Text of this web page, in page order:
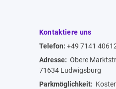
Kontaktiere uns
Telefon: +49 7141
Adresse: Obere
71634 Ludwigsburg
Parkmöglichkeit: